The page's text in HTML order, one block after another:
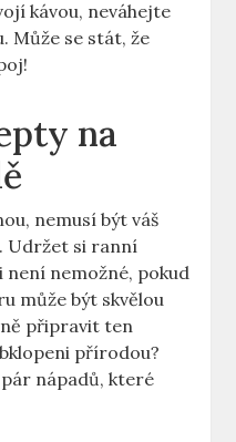
kávou, neváhejte
Může se stát, že
na
nemusí být váš
Udržet si ranní
nemožné, pokud
může být skvělou
připravit ten
přírodou?
nápadů, které